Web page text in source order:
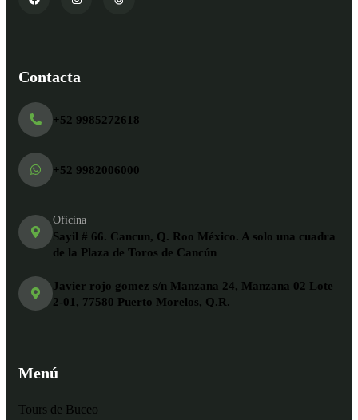
Contacta
+52 9985272618
+52 9982006000
Oficina
Sayil # 66. Cancun, Q. Roo México. A solo una cuadra
de la Plaza de Toros de Cancún
Javier rojo gomez s/n Manzana 24, Manzana 02 Lote
2-01, 77580 Puerto Morelos, Q.R.
Menú
Tours de Buceo